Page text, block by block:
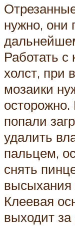
нужно, они
Работать
холст, при
мозаики
попали
удалить
пальцем,
снять
высыхания
Клеевая
выходит